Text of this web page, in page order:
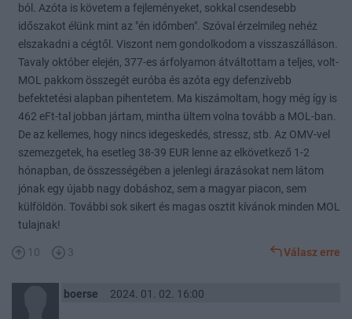
ból. Azóta is követem a fejleményeket, sokkal csendesebb
időszakot élünk mint az "én időmben". Szóval érzelmileg nehéz
elszakadni a cégtől. Viszont nem gondolkodom a visszaszálláson.
Tavaly október elején, 377-es árfolyamon átváltottam a teljes, volt-
MOL pakkom összegét euróba és azóta egy defenzívebb
befektetési alapban pihentetem. Ma kiszámoltam, hogy még így is
462 eFt-tal jobban jártam, mintha ültem volna tovább a MOL-ban.
De az kellemes, hogy nincs idegeskedés, stressz, stb. Az OMV-vel
szemezgetek, ha esetleg 38-39 EUR lenne az elkövetkező 1-2
hónapban, de összességében a jelenlegi árazásokat nem látom
jónak egy újabb nagy dobáshoz, sem a magyar piacon, sem
külföldön. További sok sikert és magas osztit kívánok minden MOL
tulajnak!
10 3 Válasz erre
boerse 2024. 01. 02. 16:00